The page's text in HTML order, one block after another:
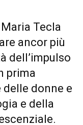
Tecla
ancor più
dell’impulso
prima
delle donne e
e della